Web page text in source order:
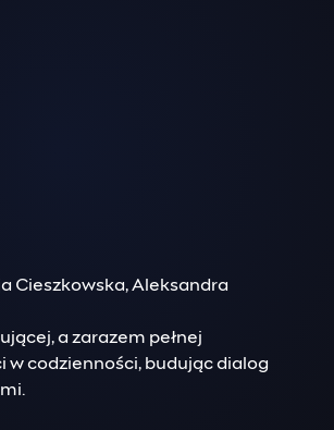
Cieszkowska, Aleksandra
a zarazem pełnej
w codzienności, budując dialog